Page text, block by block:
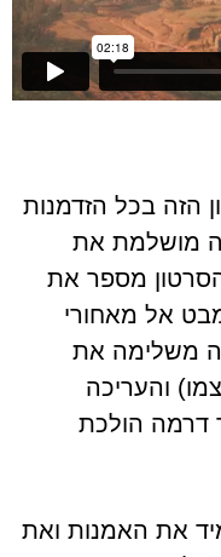
הזה בכל הזדמנות
מושלמת את
הסרטון מספר את
אל מאחורי
משלימה את
והעריכה
דרמה הולכת
את האמנות ואת